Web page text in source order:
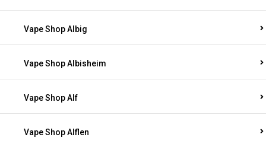
Vape Shop Albig
Vape Shop Albisheim
Vape Shop Alf
Vape Shop Alflen